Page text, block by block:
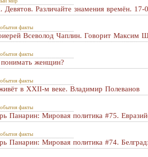
Девятов. Различайте знамения времён. 17-
факты
Всеволод Чаплин. Говорит Максим
факты
женщин?
факты
в XXII-м веке. Владимир Полеванов
факты
Панарин: Мировая политика #75.
факты
Панарин: Мировая политика #74.